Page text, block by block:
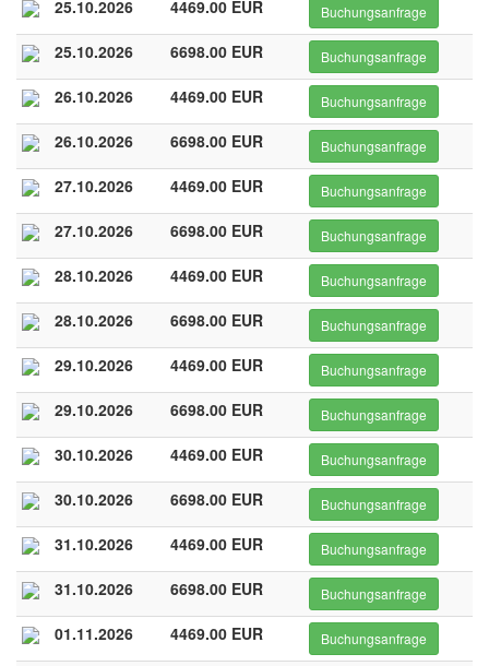
25.10.2026 4469.00 EUR Buchungsanfrage
25.10.2026 6698.00 EUR Buchungsanfrage
26.10.2026 4469.00 EUR Buchungsanfrage
26.10.2026 6698.00 EUR Buchungsanfrage
27.10.2026 4469.00 EUR Buchungsanfrage
27.10.2026 6698.00 EUR Buchungsanfrage
28.10.2026 4469.00 EUR Buchungsanfrage
28.10.2026 6698.00 EUR Buchungsanfrage
29.10.2026 4469.00 EUR Buchungsanfrage
29.10.2026 6698.00 EUR Buchungsanfrage
30.10.2026 4469.00 EUR Buchungsanfrage
30.10.2026 6698.00 EUR Buchungsanfrage
31.10.2026 4469.00 EUR Buchungsanfrage
31.10.2026 6698.00 EUR Buchungsanfrage
01.11.2026 4469.00 EUR Buchungsanfrage